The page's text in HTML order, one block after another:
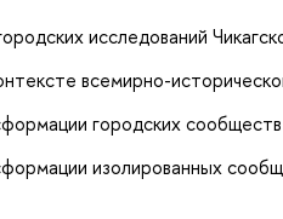
исследований
всемирно-
городских
изолированных